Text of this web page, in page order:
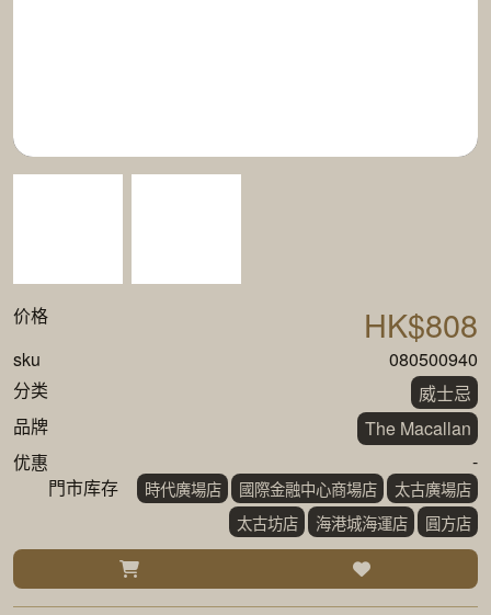
价格 HK$808
sku
080500940
分类
威士忌
品牌
The Macallan
优惠
-
門市库存
時代廣場店 國際金融中心商場店
太古廣場店
太古坊店
海港城海運店 圓方店